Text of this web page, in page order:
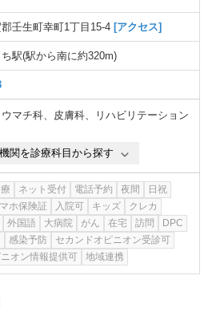
壬生町幸町1丁目15-4 [アクセス]
駅(駅から南に約320m)
ウマチ科、 皮膚科、
リハビリテーション
関を診療科目から探す
ネット受付 電話予約 夜間
日祝
ホ保険証 入院可 キッズ
クレカ
外国語 大病院 がん 在宅 訪問
DPC
感染予防
セカンドオピニオン受診可
オン情報提供可
地域連携